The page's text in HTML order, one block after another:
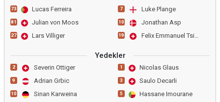
73 Lucas Ferreira
81 Julian von Moos
27 Lars Villiger
7 Luke Plange
10 Jonathan Asp
19 Felix Emmanuel Tsimba
Yedekler
2 Severin Ottiger
9 Adrian Grbic
10 Sinan Karweina
1 Nicolas Glaus
3 Saulo Decarli
5 Hassane Imourane